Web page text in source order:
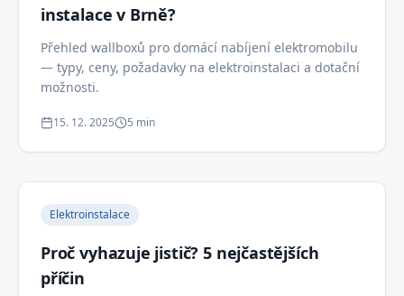
instalace v Brně?
Přehled wallboxů pro domácí nabíjení elektromobilu
— typy, ceny, požadavky na elektroinstalaci a dotační
možnosti.
15. 12. 2025 5 min
Elektroinstalace
Proč vyhazuje jistič? 5 nejčastějších
příčin